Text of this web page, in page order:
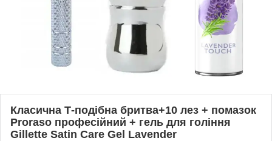
Класична Т-подібна бритва+10 лез + помазок
Proraso професійний + гель для гоління
Gillette Satin Care Gel Lavender